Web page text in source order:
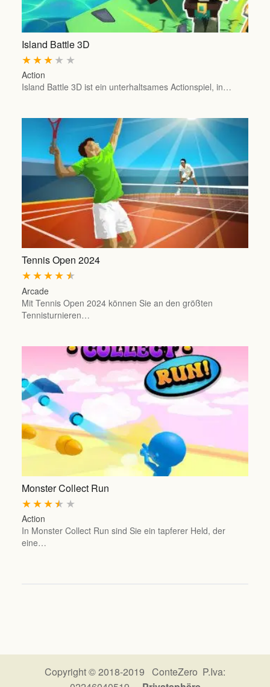
Island Battle 3D
★
★
★
★
★
Action
Island Battle 3D ist ein unterhaltsames Actionspiel, in…
Tennis Open 2024
★
★
★
★
★
Arcade
Mit Tennis Open 2024 können Sie an den größten
Tennisturnieren…
Monster Collect Run
★
★
★
★
★
Action
In Monster Collect Run sind Sie ein tapferer Held, der
eine…
Copyright © 2018-2019 ConteZero P.Iva: